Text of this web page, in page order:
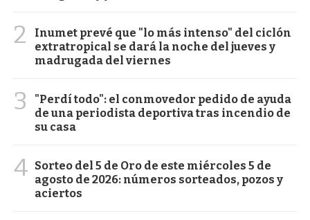
2
Inumet prevé que "lo más intenso" del ciclón
extratropical se dará la noche del jueves y
madrugada del viernes
3
"Perdí todo": el conmovedor pedido de ayuda
de una periodista deportiva tras incendio de
su casa
4 Sorteo del 5 de Oro de este miércoles 5 de
agosto de 2026: números sorteados, pozos y
aciertos